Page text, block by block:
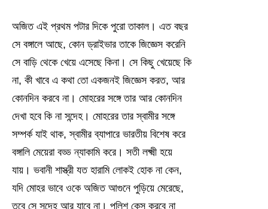
অজিত এই প্রথম পটার দিকে পুরো তাকাল। এত বছর
সে বঙ্গালে আছে, কোন ড্রাইভার তাকে জিজ্ঞেস করেনি
সে বাড়ি থেকে খেয়ে এসেছে কিনা। সে কিছু খেয়েছে কি
না, কী খাবে এ কথা তো একজনই জিজ্ঞেস করত, আর
কোনদিন করবে না। মোহরের সঙ্গে তার আর কোনদিন
দেখা হবে কি না সন্দেহ। মোহরের তার স্বামীর সঙ্গে
সম্পর্ক যাই থাক, স্বামীর ব্যাপারে ভারতীয় বিশেষ করে
বঙ্গালি মেয়েরা বড্ড ন্যাকামি করে। সতী লক্ষ্মী হয়ে
যায়। ভবানী শাস্ত্রী যত হারামি লোকই হোক না কেন,
যদি মোহর ভাবে ওকে অজিত আগুনে পুড়িয়ে মেরেছে,
তবে সে সন্দেহ আর যাবে না। পুলিশ কেস করবে না